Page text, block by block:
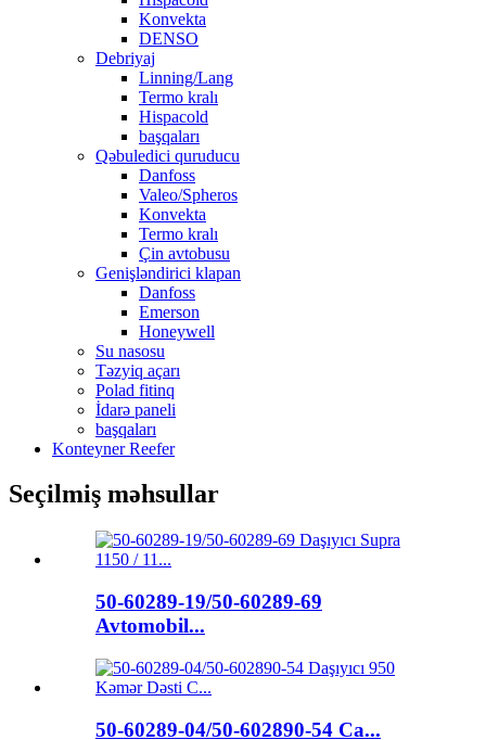
Konvekta
DENSO
Debriyaj
Linning/Lang
Termo kralı
Hispacold
başqaları
Qəbuledici quruducu
Danfoss
Valeo/Spheros
Konvekta
Termo kralı
Çin avtobusu
Genişləndirici klapan
Danfoss
Emerson
Honeywell
Su nasosu
Təzyiq açarı
Polad fitinq
İdarə paneli
başqaları
Konteyner Reefer
Seçilmiş məhsullar
50-60289-19/50-60289-69
Avtomobil...
50-60289-04/50-602890-54 Ca...